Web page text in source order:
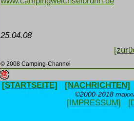
25.04.08
© 2008 Camping-Channel
[STARTSEITE] [NACHRICHTEN]
©2000-2018
[IMPRESSUM]